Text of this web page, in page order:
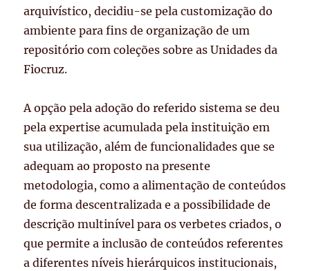
arquivístico, decidiu-se pela customização do
ambiente para fins de organização de um
repositório com coleções sobre as Unidades da
Fiocruz.
A opção pela adoção do referido sistema se deu
pela expertise acumulada pela instituição em
sua utilização, além de funcionalidades que se
adequam ao proposto na presente
metodologia, como a alimentação de conteúdos
de forma descentralizada e a possibilidade de
descrição multinível para os verbetes criados, o
que permite a inclusão de conteúdos referentes
a diferentes níveis hierárquicos institucionais,